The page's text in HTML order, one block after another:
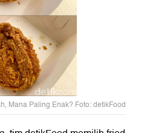
Mana Paling Enak? Foto: detikFood